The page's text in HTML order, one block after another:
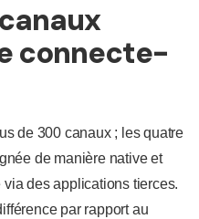
connecte-
de 300 canaux ; les quatre
de manière native et
des applications tierces.
par rapport au